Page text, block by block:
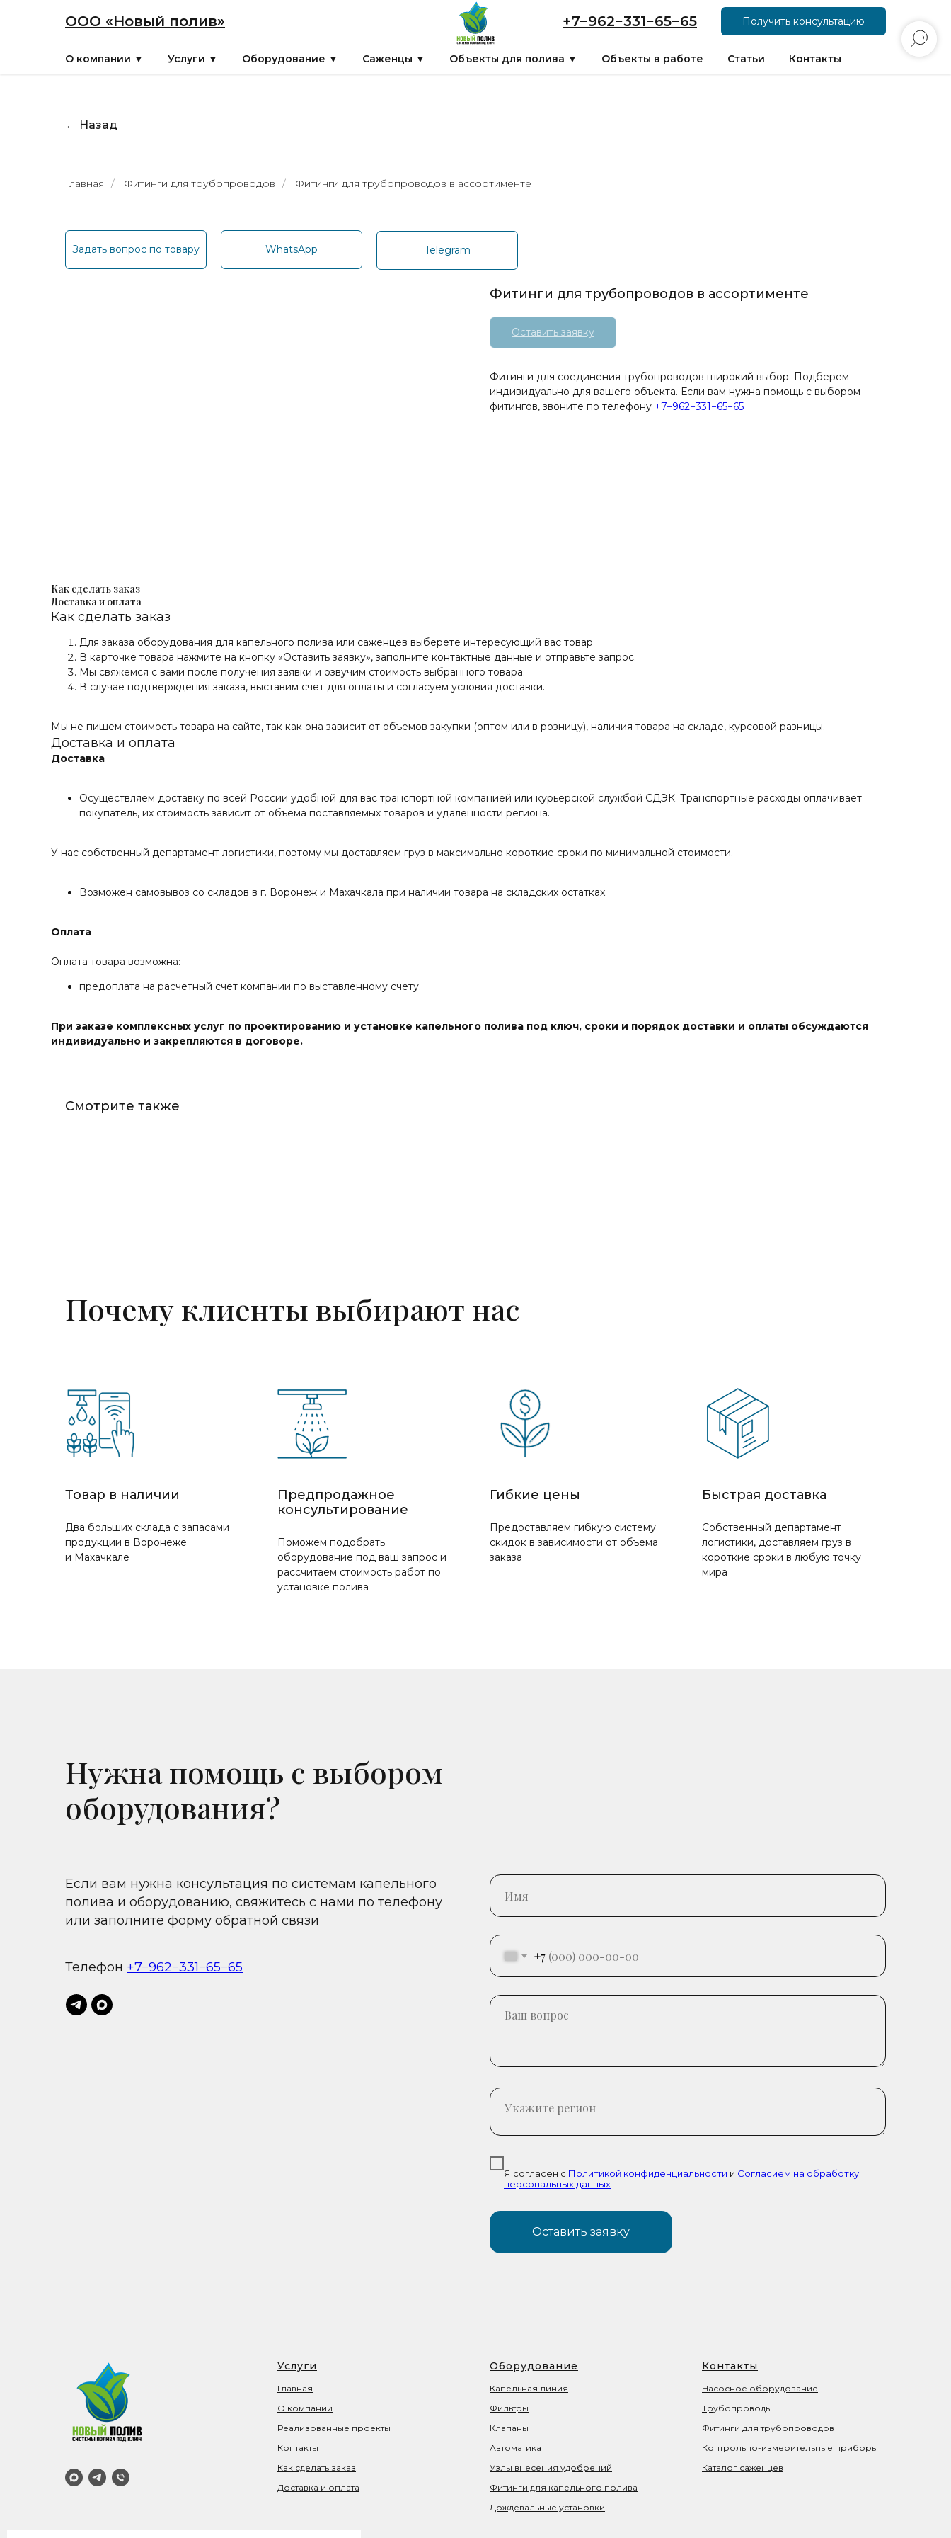
ООО «Новый полив» +7−962−331−65−65 Получить консультацию
О компании ▼ Услуги ▼ Оборудование ▼ Саженцы ▼ Объекты для полива ▼ Объекты в работе Статьи Контакты
← Назад
Главная / Фитинги для трубопроводов / Фитинги для трубопроводов в ассортименте
Задать вопрос по товару WhatsApp Telegram
Фитинги для трубопроводов в ассортименте
Оставить заявку
Фитинги для соединения трубопроводов широкий выбор. Подберем
индивидуально для вашего объекта. Если вам нужна помощь с выбором
фитингов, звоните по телефону +7−962−331−65−65
Как сделать заказ
Доставка и оплата
Как сделать заказ
Для заказа оборудования для капельного полива или саженцев выберете интересующий вас товар
В карточке товара нажмите на кнопку «Оставить заявку», заполните контактные данные и отправьте запрос.
Мы свяжемся с вами после получения заявки и озвучим стоимость выбранного товара.
В случае подтверждения заказа, выставим счет для оплаты и согласуем условия доставки.
Мы не пишем стоимость товара на сайте, так как она зависит от объемов закупки (оптом или в розницу), наличия товара на складе, курсовой разницы.
Доставка и оплата
Доставка
Осуществляем доставку по всей России удобной для вас транспортной компанией или курьерской службой СДЭК. Транспортные расходы оплачивает
покупатель, их стоимость зависит от объема поставляемых товаров и удаленности региона.
У нас собственный департамент логистики, поэтому мы доставляем груз в максимально короткие сроки по минимальной стоимости.
Возможен самовывоз со складов в г. Воронеж и Махачкала при наличии товара на складских остатках.
Оплата
Оплата товара возможна:
предоплата на расчетный счет компании по выставленному счету.
При заказе комплексных услуг по проектированию и установке капельного полива под ключ, сроки и порядок доставки и оплаты обсуждаются
индивидуально и закрепляются в договоре.
Смотрите также
Почему клиенты выбирают нас
Товар в наличии
Два больших склада с запасами
продукции в Воронеже
и Махачкале
Предпродажное
консультирование
Поможем подобрать
оборудование под ваш запрос и
рассчитаем стоимость работ по
установке полива
Гибкие цены
Предоставляем гибкую систему
скидок в зависимости от объема
заказа
Быстрая доставка
Собственный департамент
логистики, доставляем груз в
короткие сроки в любую точку
мира
Нужна помощь с выбором
оборудования?
Если вам нужна консультация по системам капельного
полива и оборудованию, свяжитесь с нами по телефону
или заполните форму обратной связи
Телефон +7−962−331−65−65
+7
Я согласен с Политикой конфиденциальности и Согласием на обработку
персональных данных
Оставить заявку
Услуги
Главная
О компании
Реализованные проекты
Контакты
Как сделать заказ
Доставка и оплата
Оборудование
Капельная линия
Фильтры
Клапаны
Автоматика
Узлы внесения удобрений
Фитинги для капельного полива
Дождевальные установки
Контакты
Насосное оборудование
Трубопроводы
Фитинги для трубопроводов
Контрольно-измерительные приборы
Каталог саженцев